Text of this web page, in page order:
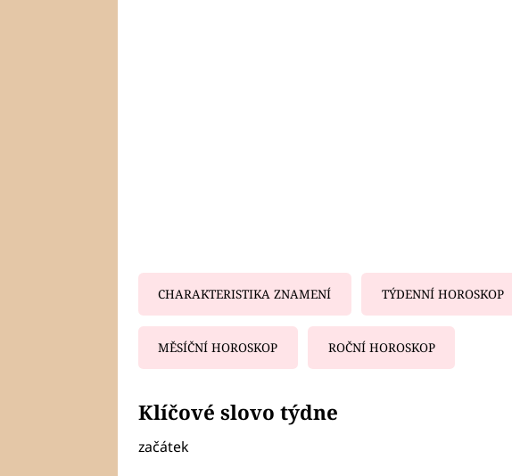
CHARAKTERISTIKA ZNAMENÍ TÝDENNÍ HOROSKOP
MĚSÍČNÍ HOROSKOP ROČNÍ HOROSKOP
Klíčové slovo týdne
začátek